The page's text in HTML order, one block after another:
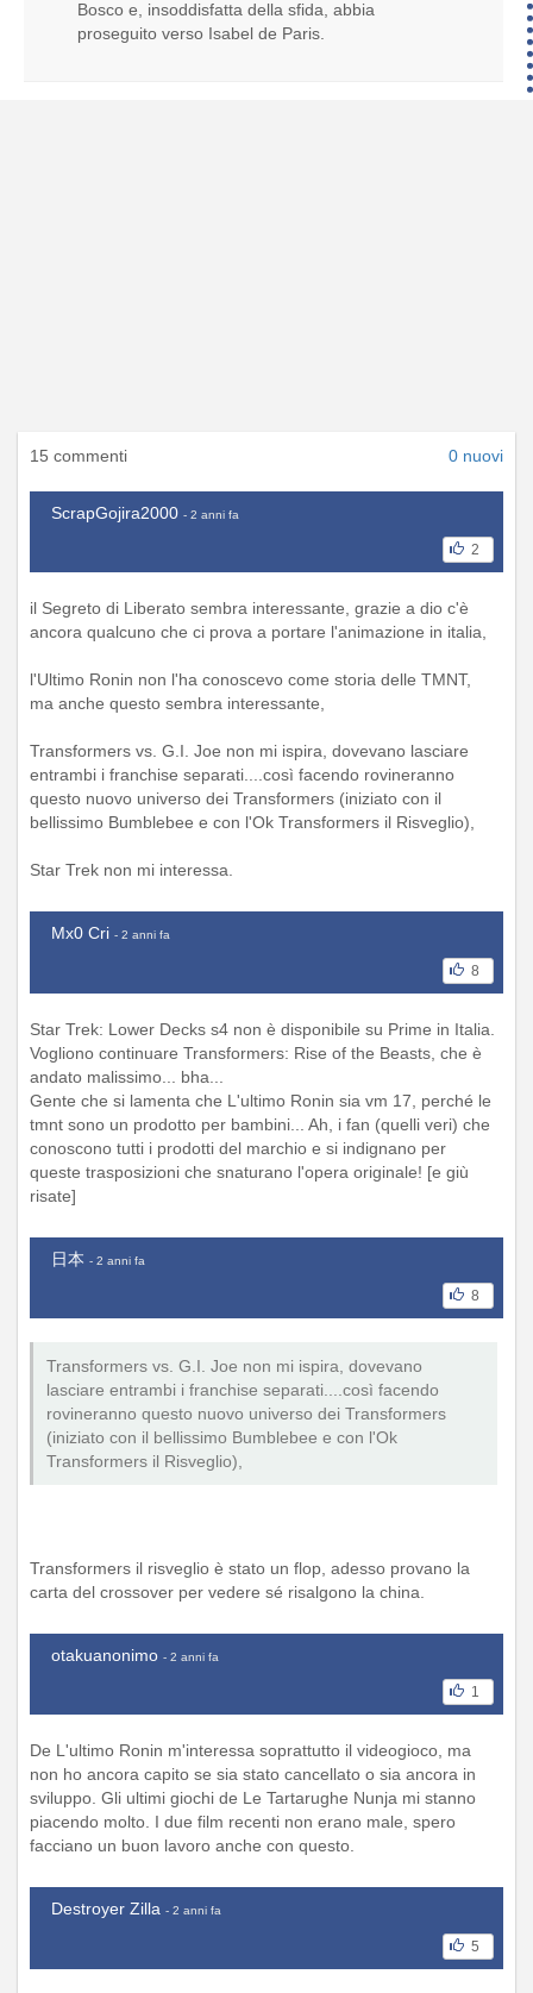
Bosco e, insoddisfatta della sfida, abbia
proseguito verso Isabel de Paris.
15 commenti 0 nuovi
ScrapGojira2000 - 2 anni fa
2
il Segreto di Liberato sembra interessante, grazie a dio c'è
ancora qualcuno che ci prova a portare l'animazione in italia,
l'Ultimo Ronin non l'ha conoscevo come storia delle TMNT,
ma anche questo sembra interessante,
Transformers vs. G.I. Joe non mi ispira, dovevano lasciare
entrambi i franchise separati....così facendo rovineranno
questo nuovo universo dei Transformers (iniziato con il
bellissimo Bumblebee e con l'Ok Transformers il Risveglio),
Star Trek non mi interessa.
Mx0 Cri - 2 anni fa
8
Star Trek: Lower Decks s4 non è disponibile su Prime in Italia.
Vogliono continuare Transformers: Rise of the Beasts, che è
andato malissimo... bha...
Gente che si lamenta che L'ultimo Ronin sia vm 17, perché le
tmnt sono un prodotto per bambini... Ah, i fan (quelli veri) che
conoscono tutti i prodotti del marchio e si indignano per
queste trasposizioni che snaturano l'opera originale! [e giù
risate]
日本 - 2 anni fa
8
Transformers vs. G.I. Joe non mi ispira, dovevano
lasciare entrambi i franchise separati....così facendo
rovineranno questo nuovo universo dei Transformers
(iniziato con il bellissimo Bumblebee e con l'Ok
Transformers il Risveglio),
Transformers il risveglio è stato un flop, adesso provano la
carta del crossover per vedere sé risalgono la china.
otakuanonimo - 2 anni fa
1
De L'ultimo Ronin m'interessa soprattutto il videogioco, ma
non ho ancora capito se sia stato cancellato o sia ancora in
sviluppo. Gli ultimi giochi de Le Tartarughe Nunja mi stanno
piacendo molto. I due film recenti non erano male, spero
facciano un buon lavoro anche con questo.
Destroyer Zilla - 2 anni fa
5